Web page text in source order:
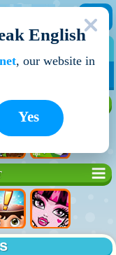
English
, our website in
Yes